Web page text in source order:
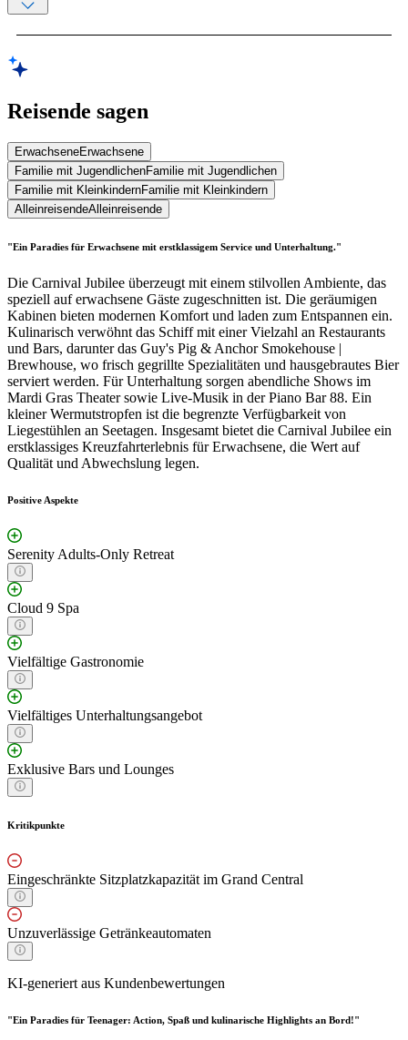
Reisende sagen
ErwachseneErwachsene
Familie mit JugendlichenFamilie mit Jugendlichen
Familie mit KleinkindernFamilie mit Kleinkindern
AlleinreisendeAlleinreisende
"Ein Paradies für Erwachsene mit erstklassigem Service und Unterhaltung."
Die Carnival Jubilee überzeugt mit einem stilvollen Ambiente, das
speziell auf erwachsene Gäste zugeschnitten ist. Die geräumigen
Kabinen bieten modernen Komfort und laden zum Entspannen ein.
Kulinarisch verwöhnt das Schiff mit einer Vielzahl an Restaurants
und Bars, darunter das Guy's Pig & Anchor Smokehouse |
Brewhouse, wo frisch gegrillte Spezialitäten und hausgebrautes Bier
serviert werden. Für Unterhaltung sorgen abendliche Shows im
Mardi Gras Theater sowie Live-Musik in der Piano Bar 88. Ein
kleiner Wermutstropfen ist die begrenzte Verfügbarkeit von
Liegestühlen an Seetagen. Insgesamt bietet die Carnival Jubilee ein
erstklassiges Kreuzfahrterlebnis für Erwachsene, die Wert auf
Qualität und Abwechslung legen.
Positive Aspekte
Serenity Adults-Only Retreat
Cloud 9 Spa
Vielfältige Gastronomie
Vielfältiges Unterhaltungsangebot
Exklusive Bars und Lounges
Kritikpunkte
Eingeschränkte Sitzplatzkapazität im Grand Central
Unzuverlässige Getränkeautomaten
KI-generiert aus Kundenbewertungen
"Ein Paradies für Teenager: Action, Spaß und kulinarische Highlights an Bord!"